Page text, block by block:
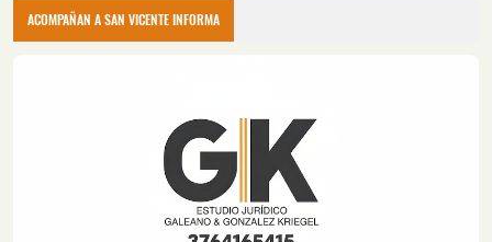
ACOMPAÑAN A SAN VICENTE INFORMA